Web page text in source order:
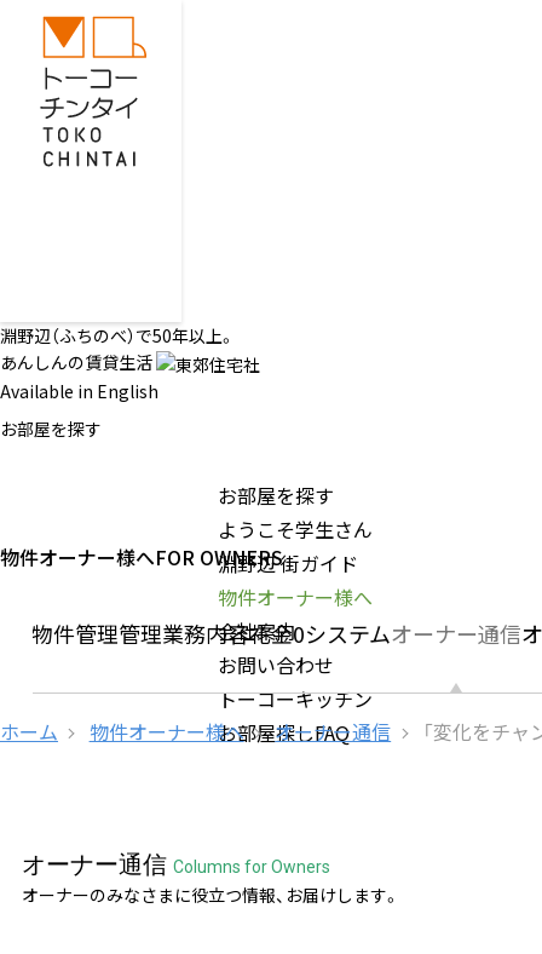
淵野辺（ふちのべ）で50年以上。
あんしんの賃貸生活
Available in English
お部屋を探す
お部屋を探す
ようこそ学生さん
淵野辺 街ガイド
物件オーナー様へ
会社案内
お問い合わせ
トーコーキッチン
お部屋探しFAQ
物件オーナー様へFOR OWNERS
の物件管理管理業務内容礼金0システムオーナー通信
ホーム 物件オーナー様へ オーナー通信 「変化をチャ
オーナー通信 Columns for Owners
オーナーのみなさまに役立つ情報、お届けします。